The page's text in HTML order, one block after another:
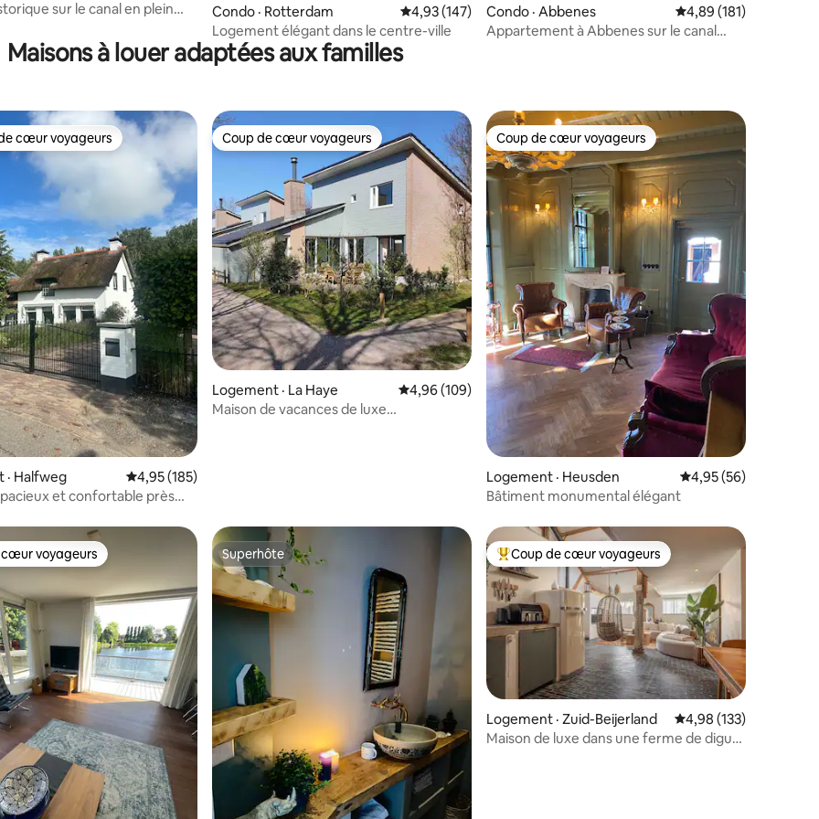
sur le canal en plein
Condo · Rotterdam Note moyenne de 4,93 sur 5, 147 commentaires
4,93 (147)
Logement élégant dans le centre-ville
Condo · Abbenes Note moyenne de
4,89 (181)
Appartement à Abbenes sur le canal
Maisons à louer adaptées aux familles
5, 89 commentaires
cœur voyageurs parmi les plus aimés
cœur voyageurs
· Halfweg Note moyenne de 4,95 sur 5, 185 commentaires
4,95 (185)
et confortable près
Coup de cœur voyageurs
Coup de cœur voyageurs
Logement · La Haye Note moyenne de 4,96 sur 5, 109 commentaires
4,96 (109)
Maison de vacances de luxe
Coup de cœur voyageurs
Coup de cœur voyageurs
Logement · Heusden Note moyenne de
4,95 (56)
Bâtiment monumental élégant
5, 141 commentaires
cœur voyageurs
voyageurs Superhôte
Superhôte Coup de cœur voyageurs parmi les plus aimés
Coup de cœur voyageurs
Logement · Zuid-Beijerland Note moyenne de
4,98 (133)
Maison de luxe dans une ferme de digue